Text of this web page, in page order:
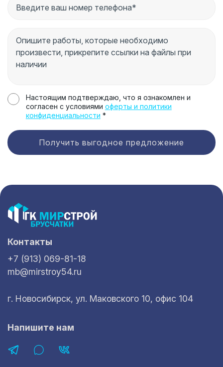
Настоящим подтверждаю, что я ознакомлен и
согласен с условиями оферты и политики
конфиденциальности *
Получить выгодное предложение
Контакты
+7 (913) 069-81-18
mb@mirstroy54.ru
г. Новосибирск, ул. Маковского 10, офис 104
Напишите нам